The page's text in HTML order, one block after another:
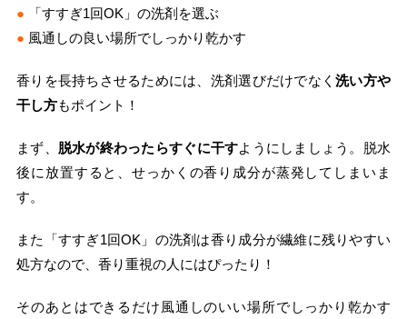
●
「すすぎ1回OK」の洗剤を選ぶ
● 風通しの良い場所でしっかり乾かす
香りを長持ちさせるためには、洗剤選びだけでなく洗い方や
干し方もポイント！
まず、 脱水が終わったらすぐに干すようにしましょう。脱水
後に放置すると、せっかくの香り成分が蒸発してしまいま
す。
また「すすぎ1回OK」の洗剤は香り成分が繊維に残りやすい
処方なので、香り重視の人にはぴったり！
そのあとはできるだけ風通しのいい場所でしっかり乾かす